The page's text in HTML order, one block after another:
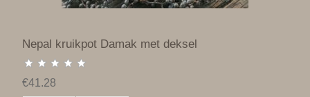
Nepal kruikpot Damak met deksel
€41.28